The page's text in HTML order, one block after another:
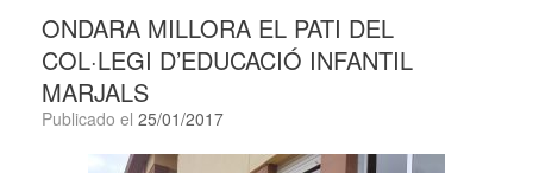
ONDARA MILLORA EL PATI DEL
COL·LEGI D’EDUCACIÓ INFANTIL
MARJALS
Publicado el 25/01/2017